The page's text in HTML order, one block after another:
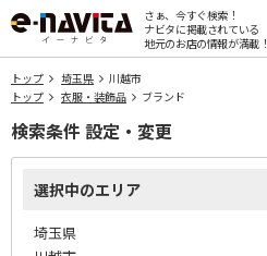
さぁ、今すぐ検索！
ナビタに掲載されている
地元のお店の情報が満載！
トップ 埼玉県
川越市
トップ
衣服・装飾品 ブランド
検索条件 設定・変更
選択中のエリア
埼玉県